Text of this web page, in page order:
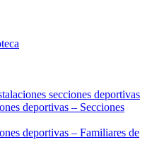
secciones deportivas
deportivas – Secciones
deportivas – Familiares de